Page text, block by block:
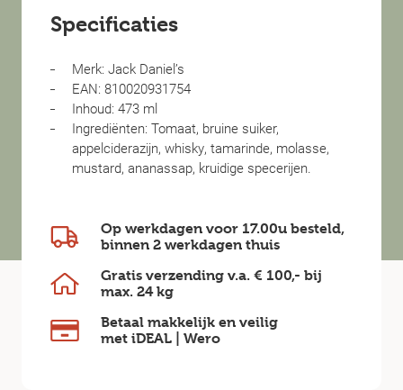
Specificaties
Merk: Jack Daniel’s
EAN: 810020931754
Inhoud: 473 ml
Ingrediënten: Tomaat, bruine suiker,
appelciderazijn, whisky, tamarinde, molasse,
mustard, ananassap, kruidige specerijen.
Op werkdagen voor 17.00u besteld,
binnen 2 werkdagen thuis
Gratis verzending v.a. € 100,- bij
max. 24 kg
Betaal makkelijk en veilig
met iDEAL | Wero